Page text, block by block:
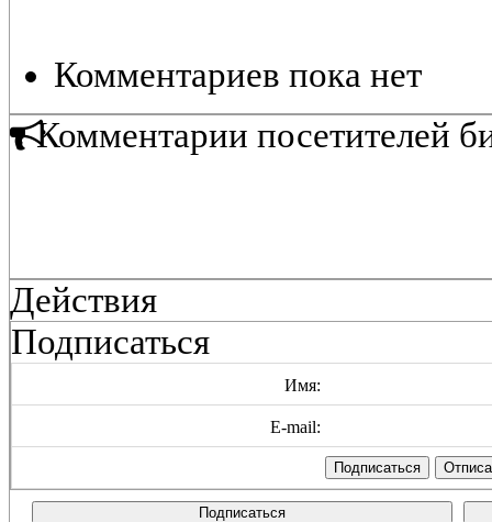
Комментариев пока нет
Комментарии посетителей
Действия
Подписаться
Имя:
E-mail:
Подписаться